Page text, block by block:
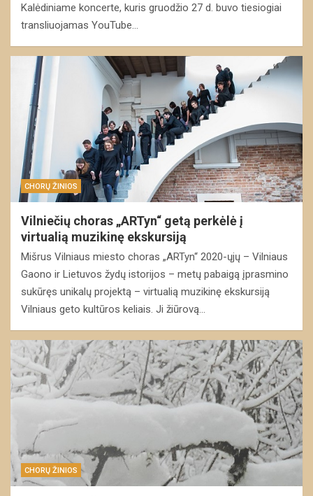
Kalėdiniame koncerte, kuris gruodžio 27 d. buvo tiesiogiai
transliuojamas YouTube…
CHORŲ ŽINIOS
Vilniečių choras „ARTyn“ getą perkėlė į
virtualią muzikinę ekskursiją
Mišrus Vilniaus miesto choras „ARTyn“ 2020-ųjų – Vilniaus
Gaono ir Lietuvos žydų istorijos – metų pabaigą įprasmino
sukūręs unikalų projektą – virtualią muzikinę ekskursiją
Vilniaus geto kultūros keliais. Ji žiūrovą…
CHORŲ ŽINIOS